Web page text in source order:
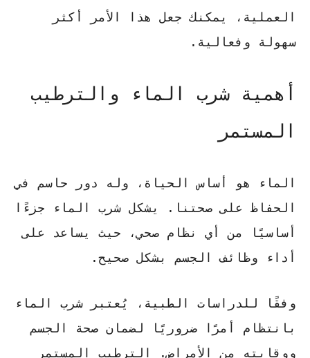
العملية، يمكنك جعل هذا الأمر أكثر
سهولة وفعالية.
أهمية شرب الماء والترطيب
المستمر
الماء هو أساس الحياة، وله دور حاسم في
الحفاظ على صحتنا. يشكل شرب الماء جزءًا
أساسيًا من أي نظام صحي، حيث يساعد على
أداء وظائف الجسم بشكل صحيح.
وفقًا للدراسات الطبية، يُعتبر شرب الماء
بانتظام أمرًا ضروريًا لضمان صحة الجسم
ووقايته من الأمراض.
الترطيب المستمر